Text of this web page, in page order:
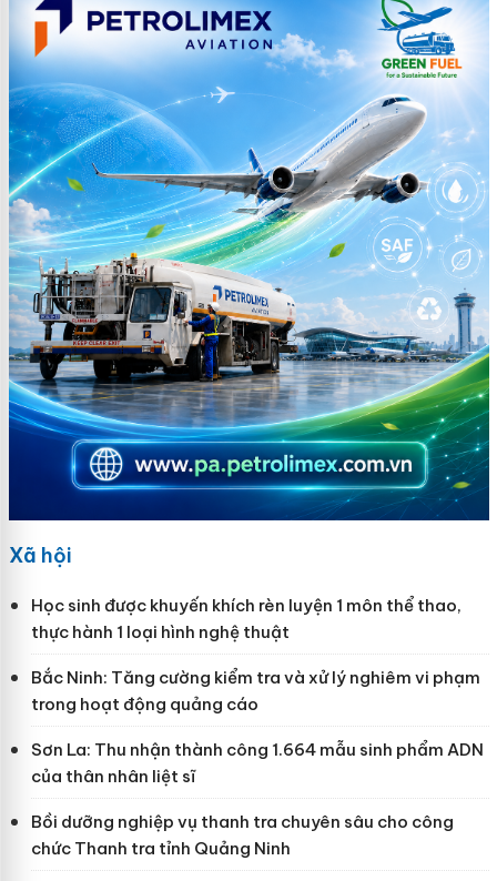
Xã hội
Học sinh được khuyến khích rèn luyện 1 môn thể thao,
thực hành 1 loại hình nghệ thuật
Bắc Ninh: Tăng cường kiểm tra và xử lý nghiêm vi phạm
trong hoạt động quảng cáo
Sơn La: Thu nhận thành công 1.664 mẫu sinh phẩm ADN
của thân nhân liệt sĩ
Bồi dưỡng nghiệp vụ thanh tra chuyên sâu cho công
chức Thanh tra tỉnh Quảng Ninh